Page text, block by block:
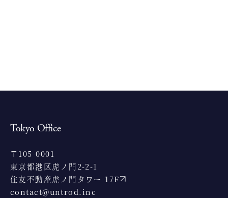
Tokyo Office
〒105-0001
東京都港区虎ノ門2-2-1
住友不動産虎ノ門タワー 17F
contact@untrod.inc